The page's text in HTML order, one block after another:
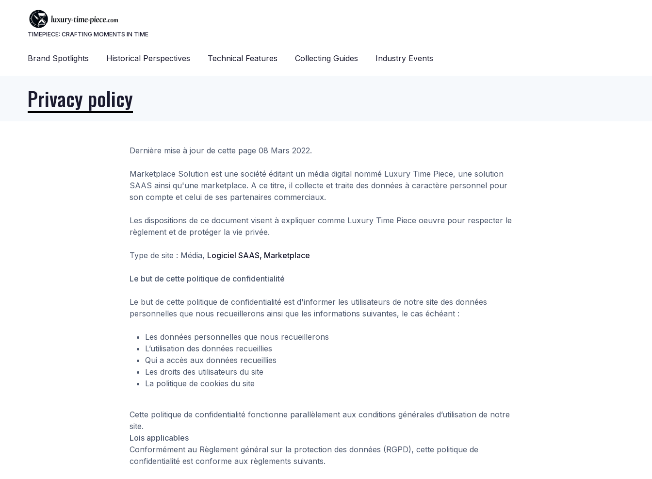
TIMEPIECE: CRAFTING MOMENTS IN TIME
Brand Spotlights Historical Perspectives Technical Features Collecting Guides Industry Events
Privacy policy
Dernière mise à jour de cette page 08 Mars 2022.
Marketplace Solution est une société éditant un média digital nommé Luxury Time Piece, une solution
SAAS ainsi qu'une marketplace. A ce titre, il collecte et traite des données à caractère personnel pour
son compte et celui de ses partenaires commerciaux.
Les dispositions de ce document visent à expliquer comme Luxury Time Piece oeuvre pour respecter le
règlement et de protéger la vie privée.
Type de site : Média, Logiciel SAAS, Marketplace
Le but de cette politique de confidentialité
Le but de cette politique de confidentialité est d'informer les utilisateurs de notre site des données
personnelles que nous recueillerons ainsi que les informations suivantes, le cas échéant :
Les données personnelles que nous recueillerons
L’utilisation des données recueillies
Qui a accès aux données recueillies
Les droits des utilisateurs du site
La politique de cookies du site
Cette politique de confidentialité fonctionne parallèlement aux conditions générales d’utilisation de notre
site.
Lois applicables
Conformément au Règlement général sur la protection des données (RGPD), cette politique de
confidentialité est conforme aux règlements suivants.